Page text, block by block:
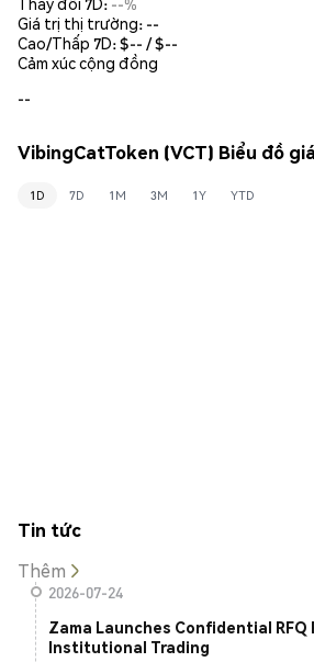
Giá trị thị trường: --
Cao/Thấp 7D: $-- / $--
Cảm xúc cộng đồng
--
VibingCatToken (VCT) Biểu đồ
1D 7D 1M 3M 1Y YTD
Tin tức
Thêm
2026-07-24
Zama Launches Confidential
Institutional Trading